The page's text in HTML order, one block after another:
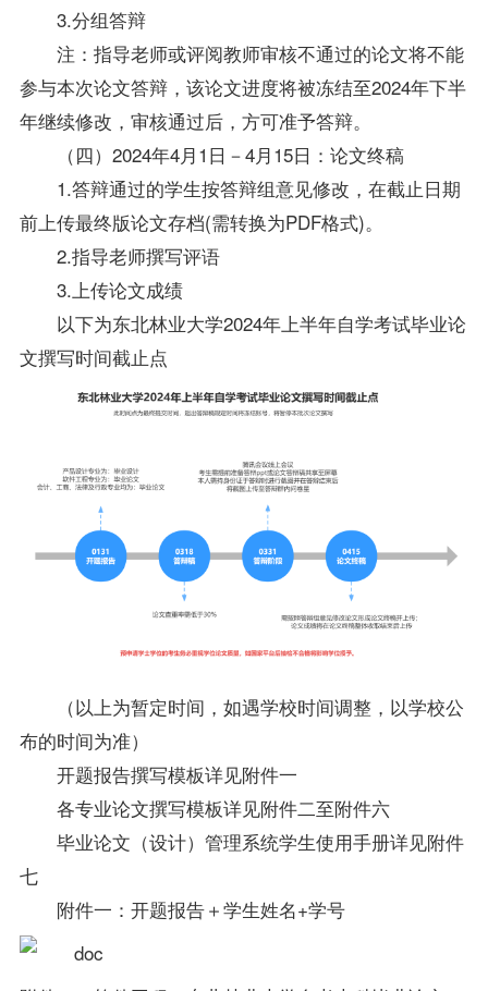
3.分组答辩
注：指导老师或评阅教师审核不通过的论文将不能
参与本次论文答辩，该论文进度将被冻结至2024年下半
年继续修改，审核通过后，方可准予答辩。
（四）2024年4月1日－4月15日：论文终稿
1.答辩通过的学生按答辩组意见修改，在截止日期
前上传最终版论文存档(需转换为PDF格式)。
2.指导老师撰写评语
3.上传论文成绩
以下为东北林业大学2024年上半年自学考试毕业论
文撰写时间截止点
（以上为暂定时间，如遇学校时间调整，以学校公
布的时间为准）
开题报告撰写模板详见附件一
各专业论文撰写模板详见附件二至附件六
毕业论文（设计）管理系统学生使用手册详见附件
七
附件一：开题报告＋学生姓名+学号